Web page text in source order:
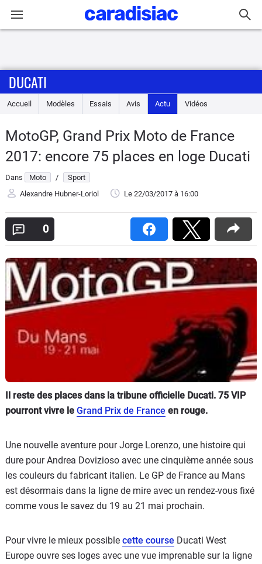
Accueil
Essais
Equipement
Forum
Scooters
&
125
Marques
Services
Auto
DUCATI
Accueil Modèles Essais Avis Actu Vidéos
MotoGP, Grand Prix Moto de France
2017: encore 75 places en loge Ducati
Dans Moto /
Sport
Alexandre Hubner-Loriol
Le 22/03/2017 à 16:00
0
Il reste des places dans la tribune officielle Ducati. 75 VIP
pourront vivre le Grand Prix de France en rouge.
Une nouvelle aventure pour Jorge Lorenzo, une histoire qui
dure pour Andrea Dovizioso avec une cinquième année sous
les couleurs du fabricant italien. Le GP de France au Mans
est désormais dans la ligne de mire avec un rendez-vous fixé
comme vous le savez du 19 au 21 mai prochain.
Pour vivre le mieux possible cette course Ducati West
Europe ouvre ses loges avec une vue imprenable sur la ligne